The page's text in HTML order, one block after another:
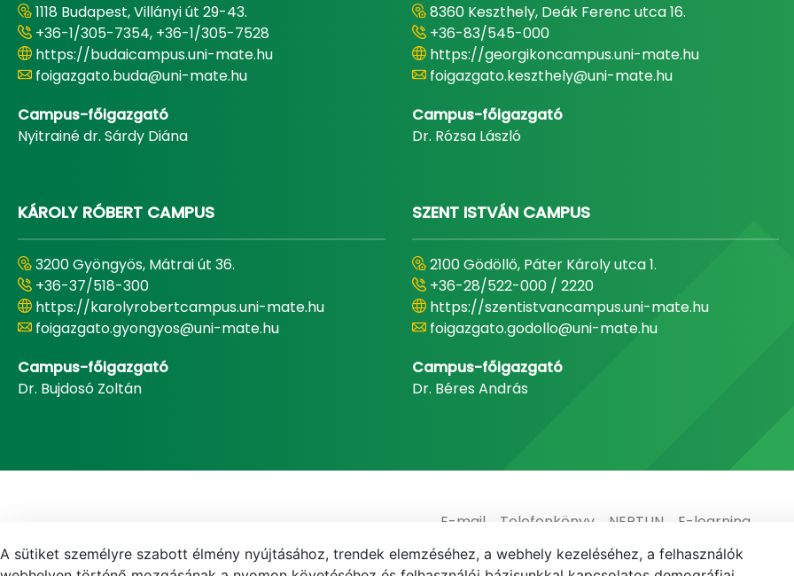
1118 Budapest, Villányi út 29-43.
+36-1/305-7354, +36-1/305-7528
https://budaicampus.uni-mate.hu
foigazgato.buda@uni-mate.hu
Campus-főigazgató
Nyitrainé dr. Sárdy Diána
8360 Keszthely, Deák Ferenc utca 16.
+36-83/545-000
https://georgikoncampus.uni-mate.hu
foigazgato.keszthely@uni-mate.hu
Campus-főigazgató
Dr. Rózsa László
KÁROLY RÓBERT CAMPUS
3200 Gyöngyös, Mátrai út 36.
+36-37/518-300
https://karolyrobertcampus.uni-mate.hu
foigazgato.gyongyos@uni-mate.hu
Campus-főigazgató
Dr. Bujdosó Zoltán
SZENT ISTVÁN CAMPUS
2100 Gödöllő, Páter Károly utca 1.
+36-28/522-000 / 2220
https://szentistvancampus.uni-mate.hu
foigazgato.godollo@uni-mate.hu
Campus-főigazgató
Dr. Béres András
E-mail Telefonkönyv NEPTUN E-learning
A sütiket személyre szabott élmény nyújtásához, trendek elemzéséhez, a webhely kezeléséhez, a felhasználók